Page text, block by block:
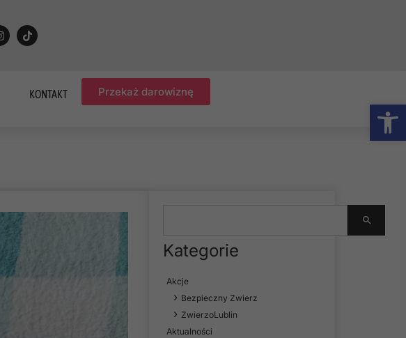
KONTAKT Przekaż darowiznę
Kategorie
Akcje
Bezpieczny Zwierz
ZwierzoLublin
Aktualności